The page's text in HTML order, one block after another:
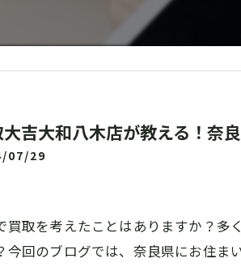
大吉大和八木店が教える！奈
07/29
買取を考えたことはありますか？多
今回のブログでは、奈良県にお住ま